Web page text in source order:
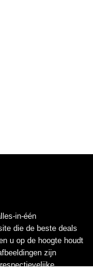
in-één
die de beste deals
u op de hoogte houdt
zijn